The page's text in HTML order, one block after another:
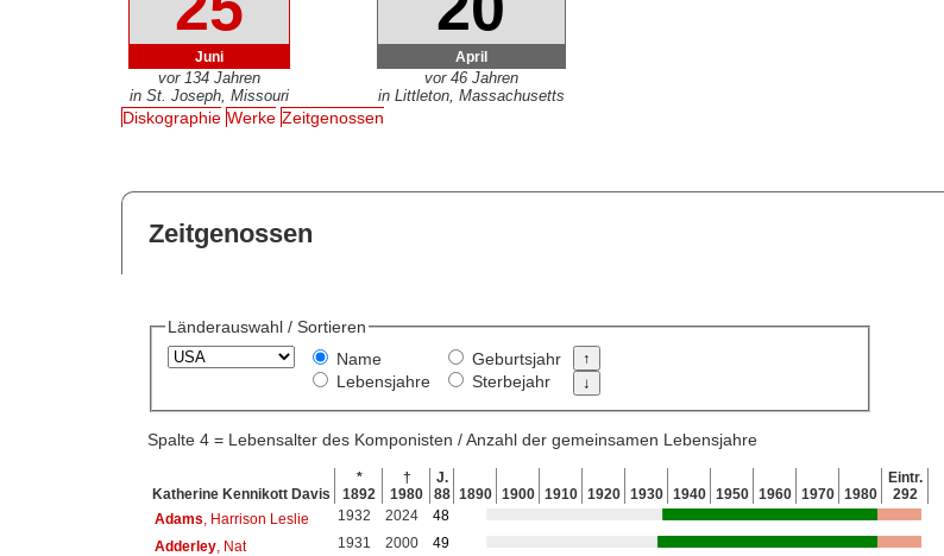
Juni
vor 134 Jahren
in St. Joseph, Missouri
April
vor 46 Jahren
in Littleton, Massachusetts
Diskographie Werke Zeitgenossen
Zeitgenossen
Länderauswahl / Sortieren
Name
Lebensjahre
Geburtsjahr
Sterbejahr
Spalte 4 = Lebensalter des Komponisten / Anzahl der gemeinsamen Lebensjahre
Katherine Kennikott Davis
*
1892
†
1980
J.
88 1890 1900 1910 1920 1930 1940 1950 1960 1970 1980
Eintr.
292
Adams , Harrison Leslie 1932 2024
48
Adderley, Nat 1931 2000
49